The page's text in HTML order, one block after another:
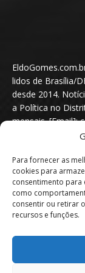
Para fornecer as
cookies para
consentimento
como
consentir ou retirar
recursos e funções.
lidos de Brasília/
desde 2014.
a Política no
mensais. [Email]: